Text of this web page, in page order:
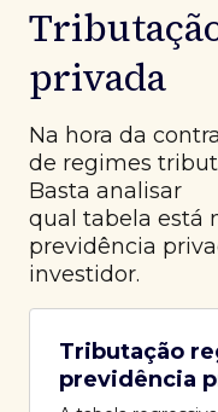
privada
Na hora da
de regimes
Basta analisar
qual tabela está
previdência
investidor.
Tributação
previdência